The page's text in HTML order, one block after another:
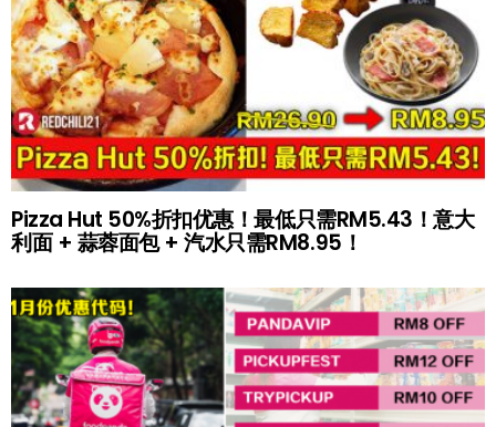
Pizza Hut 50%折扣优惠！最低只需RM5.43！意大
利面 + 蒜蓉面包 + 汽水只需RM8.95！